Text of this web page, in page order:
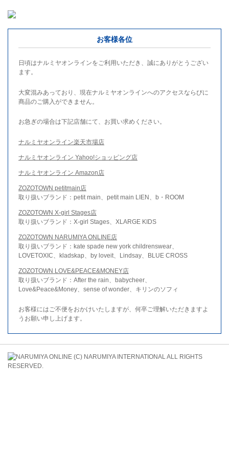
お客様各位
日頃はナルミヤオンラインをご利用いただき、誠にありがとうござい
ます。
大変混みあっており、現在ナルミヤオンラインへのアクセスならびに
商品のご購入ができません。
お急ぎの場合は下記店舗にて、お買い求めください。
ナルミヤオンライン楽天市場店
ナルミヤオンライン Yahoo!ショッピング店
ナルミヤオンライン Amazon店
ZOZOTOWN petitmain店
取り扱いブランド：petit main、petit main LIEN、b・ROOM
ZOZOTOWN X-girl Stages店
取り扱いブランド：X-girl Stages、XLARGE KIDS
ZOZOTOWN NARUMIYA ONLINE店
取り扱いブランド：kate spade new york childrenswear、
LOVETOXIC、kladskap、by loveit、Lindsay、BLUE CROSS
ZOZOTOWN LOVE&PEACE&MONEY店
取り扱いブランド：After the rain、babycheer、
Love&Peace&Money、sense of wonder、キリンのソフィ
お客様にはご不便をおかけいたしますが、何卒ご理解いただきますよ
うお願い申し上げます。